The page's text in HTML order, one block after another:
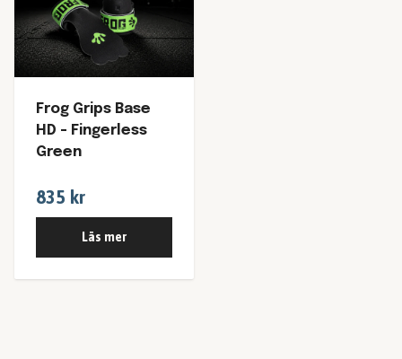
Frog Grips Base
HD - Fingerless
Green
835 kr
Läs mer